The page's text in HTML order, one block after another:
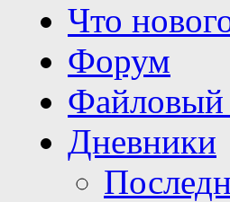
Что
Форум
Файловый
Дневники